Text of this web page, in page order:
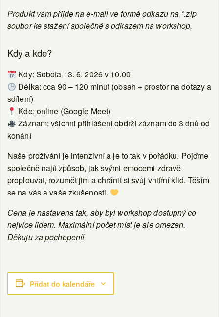
Produkt vám přijde na e-mail ve formě odkazu na *.zip
soubor ke stažení společně s odkazem na workshop.
Kdy a kde?
Kdy: Sobota 13. 6. 2026 v 10.00
Délka: cca 90 – 120 minut (obsah + prostor na dotazy a
sdílení)
Kde: online (Google Meet)
Záznam: všichni přihlášení obdrží záznam do 3 dnů od
konání
Naše prožívání je intenzivní a je to tak v pořádku. Pojďme
společně najít způsob, jak svými emocemi zdravě
proplouvat, rozumět jim a chránit si svůj vnitřní klid. Těším
se na vás a vaše zkušenosti.
Cena je nastavena tak, aby byl workshop dostupný co
nejvíce lidem. Maximální počet míst je ale omezen.
Děkuju za pochopení!
Přidat do kalendáře